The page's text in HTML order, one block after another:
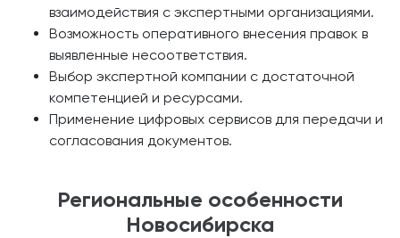
взаимодействия с экспертными организациями.
Возможность оперативного внесения правок в
выявленные несоответствия.
Выбор экспертной компании с достаточной
компетенцией и ресурсами.
Применение цифровых сервисов для передачи и
согласования документов.
Региональные особенности
Новосибирска